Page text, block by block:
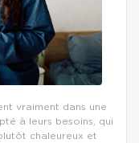
vraiment dans une
à leurs besoins, qui
chaleureux et